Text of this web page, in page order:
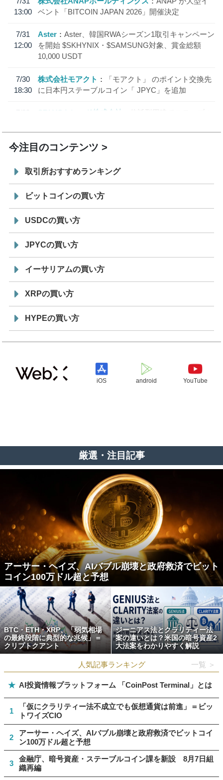
13:00
ベント「BITCOIN JAPAN 2026」開催決定
7/31
12:00
Aster
Aster、韓国RWAシーズン1取引キャンペーン
を開始 $SKHYNIX・$SAMSUNG対象、賞金総額
10,000 USDT
7/30
18:30
株式会社モアクト
「モアクト」 のポイント交換先
に日本円ステーブルコイン「 JPYC」を追加
7/29
SBI VCトレード株式会社
信託型円建てステーブル
今注目のコンテンツ
取引所おすすめランキング
ビットコインの買い方
USDCの買い方
JPYCの買い方
イーサリアムの買い方
XRPの買い方
HYPEの買い方
iOS android YouTube
厳選・注目記事
アーサー・ヘイズ、AIバブル崩壊と政府救済でビット
コイン100万ドル超と予想
BTC・ETH・XRP、「弱気相場
の最終段階に典型的な兆候」＝
クリプトクアント
ジーニアス法とクラリティー法
案の違いとは？米国の暗号資産2
大法案をわかりやすく解説
人気記事ランキング 一覧 ＞
★ AI投資情報プラットフォーム 「CoinPost Terminal」とは
1
「仮にクラリティー法不成立でも仮想通貨は前進」＝ビッ
トワイズCIO
2
アーサー・ヘイズ、AIバブル崩壊と政府救済でビットコイ
ン100万ドル超と予想
3
金融庁、暗号資産・ステーブルコイン課を新設 8月7日組
織再編